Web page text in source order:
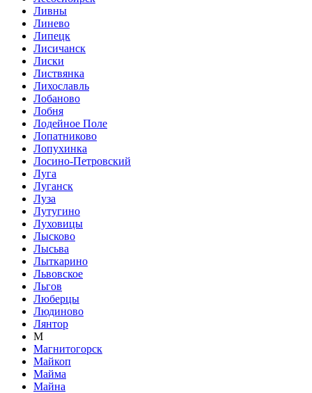
Ливны
Линево
Липецк
Лисичанск
Лиски
Листвянка
Лихославль
Лобаново
Лобня
Лодейное Поле
Лопатниково
Лопухинка
Лосино-Петровский
Луга
Луганск
Луза
Лутугино
Луховицы
Лысково
Лысьва
Лыткарино
Львовское
Льгов
Люберцы
Людиново
Лянтор
М
Магнитогорск
Майкоп
Майма
Майна